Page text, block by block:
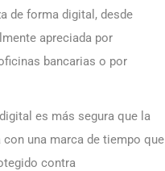
de forma digital, desde
apreciada por
bancarias o por
es más segura que la
una marca de tiempo que
contra